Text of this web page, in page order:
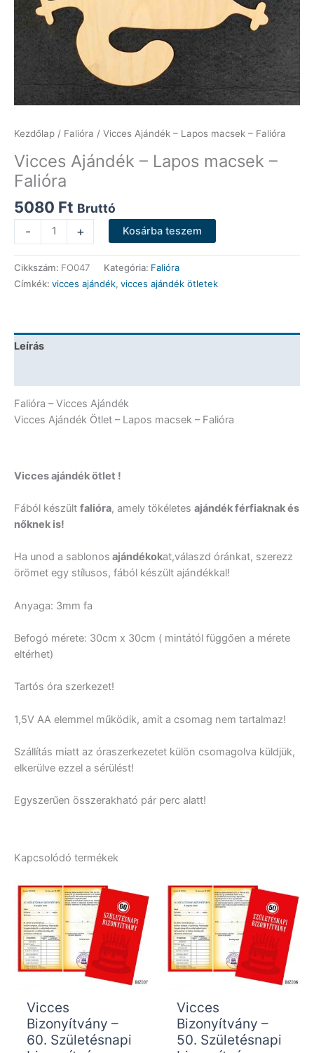
Kezdőlap / Falióra / Vicces Ajándék – Lapos macsek – Falióra
Vicces Ajándék – Lapos macsek –
Falióra
5080 Ft Bruttó
-
Ajándék
-
Lapos
macsek
mennyiség
+ Kosárba teszem
Cikkszám: FO047 Kategória: Falióra
Címkék: vicces ajándék, vicces ajándék ötletek
Leírás
Falióra – Vicces Ajándék
Vicces Ajándék Ötlet – Lapos macsek – Falióra
Vicces ajándék ötlet !
Fából készült falióra, amely tökéletes ajándék férfiaknak és
nőknek is!
Ha unod a sablonos ajándékokat,válaszd óránkat, szerezz
örömet egy stílusos, fából készült ajándékkal!
Anyaga: 3mm fa
Befogó mérete: 30cm x 30cm ( mintától függően a mérete
eltérhet)
Tartós óra szerkezet!
1,5V AA elemmel működik, amit a csomag nem tartalmaz!
Szállítás miatt az óraszerkezetet külön csomagolva küldjük,
elkerülve ezzel a sérülést!
Egyszerűen összerakható pár perc alatt!
Kapcsolódó termékek
Vicces
Bizonyítvány –
60. Születésnapi
Vicces
Bizonyítvány –
50. Születésnapi